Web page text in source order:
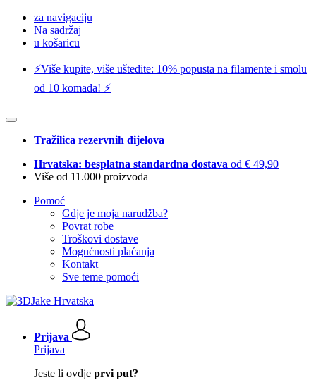
za navigaciju
Na sadržaj
u košaricu
⚡️Više kupite, više uštedite: 10% popusta na filamente i smolu
od 10 komada! ⚡️
Tražilica rezervnih dijelova
Hrvatska: besplatna standardna dostava od € 49,90
Više od 11.000 proizvoda
Pomoć
Gdje je moja narudžba?
Povrat robe
Troškovi dostave
Mogućnosti plaćanja
Kontakt
Sve teme pomoći
Prijava
Prijava
Jeste li ovdje prvi put?